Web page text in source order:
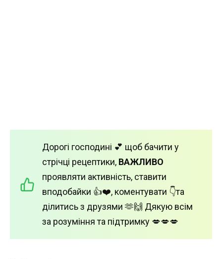
Дорогі господині 💕 щоб бачити у
стрічці рецептики, ВАЖЛИВО
проявляти активність, ставити
вподобайки 👍❤️, коментувати 👇та
ділитись з друзями 🫶🙌 Дякую всім
за розуміння та підтримку 💋💋💋